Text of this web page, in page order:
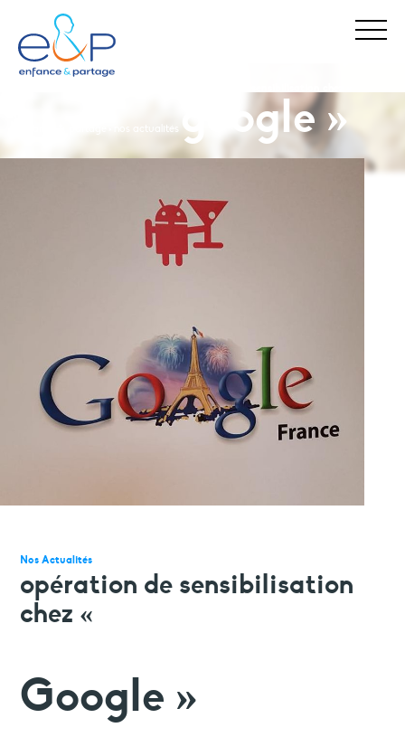
0 800 00 3456
faire un don
votre aide est précieuse et indispensable
nos actualités google »
Nos Actualités
opération de sensibilisation
chez «
Google »